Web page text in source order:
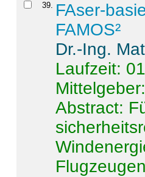
39. FAser-
FAMOS²
Dr.-Ing.
Laufzeit:
Abstract: